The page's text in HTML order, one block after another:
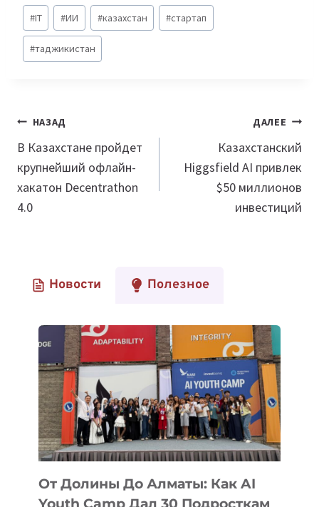
Метки
записи:
#IT #ИИ #казахстан #стартап
#таджикистан
Навигация
по
записям
НАЗАД
В Казахстане пройдет
крупнейший офлайн-
хакатон Decentrathon
4.0
ДАЛЕЕ
Казахстанский
Higgsfield AI привлек
$50 миллионов
инвестиций
Новости Полезное
От Долины До Алматы: Как AI